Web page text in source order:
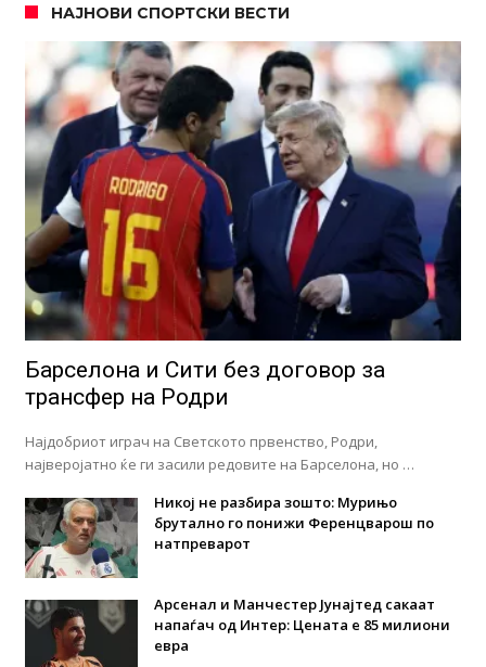
НАЈНОВИ СПОРТСКИ ВЕСТИ
Барселона и Сити без договор за
трансфер на Родри
Најдобриот играч на Светското првенство, Родри,
најверојатно ќе ги засили редовите на Барселона, но …
Никој не разбира зошто: Мурињо
брутално го понижи Ференцварош по
натпреварот
Арсенал и Манчестер Јунајтед сакаат
напаѓач од Интер: Цената е 85 милиони
евра